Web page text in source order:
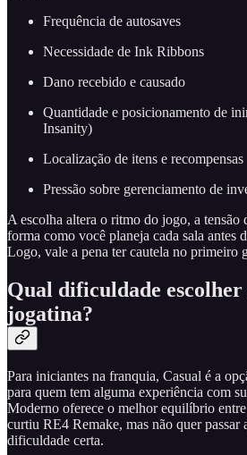
Frequência de autosaves
Necessidade de Ink Ribbons
Dano recebido e causado
Quantidade e posicionamento de
Insanity)
Localização de itens e recompensas
Pressão sobre gerenciamento de
A escolha altera o ritmo do jogo, a tensão
forma como você planeja cada sala antes
Logo, vale a pena ter cautela no primeiro
Qual dificuldade
jogatina?
Para iniciantes na franquia, Casual é a
para quem tem alguma experiência com
Moderno oferece o melhor equilíbrio
curtiu RE4 Remake, mas não quer passar
dificuldade certa.